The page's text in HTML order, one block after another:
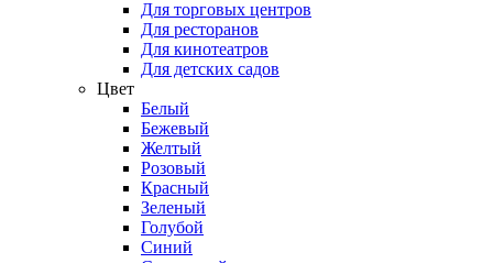
Для торговых центров
Для ресторанов
Для кинотеатров
Для детских садов
Цвет
Белый
Бежевый
Желтый
Розовый
Красный
Зеленый
Голубой
Синий